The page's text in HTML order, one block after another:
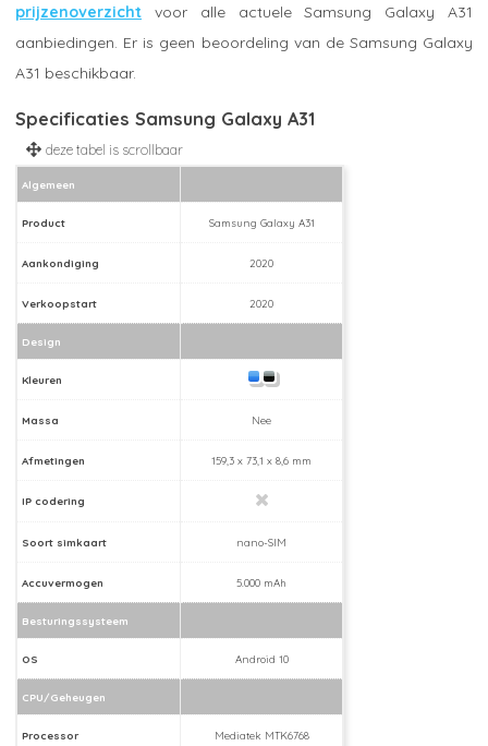
prijzenoverzicht voor alle actuele Samsung Galaxy A31
aanbiedingen. Er is geen beoordeling van de Samsung Galaxy
A31 beschikbaar.
Specificaties Samsung Galaxy A31
Algemeen
Product Samsung Galaxy A31
Aankondiging 2020
Verkoopstart 2020
Design
Kleuren
Massa Nee
Afmetingen 159,3 x 73,1 x 8,6 mm
IP codering
Soort simkaart nano-SIM
Accuvermogen 5.000 mAh
Besturingssysteem
OS Android 10
CPU/Geheugen
Processor Mediatek MTK6768